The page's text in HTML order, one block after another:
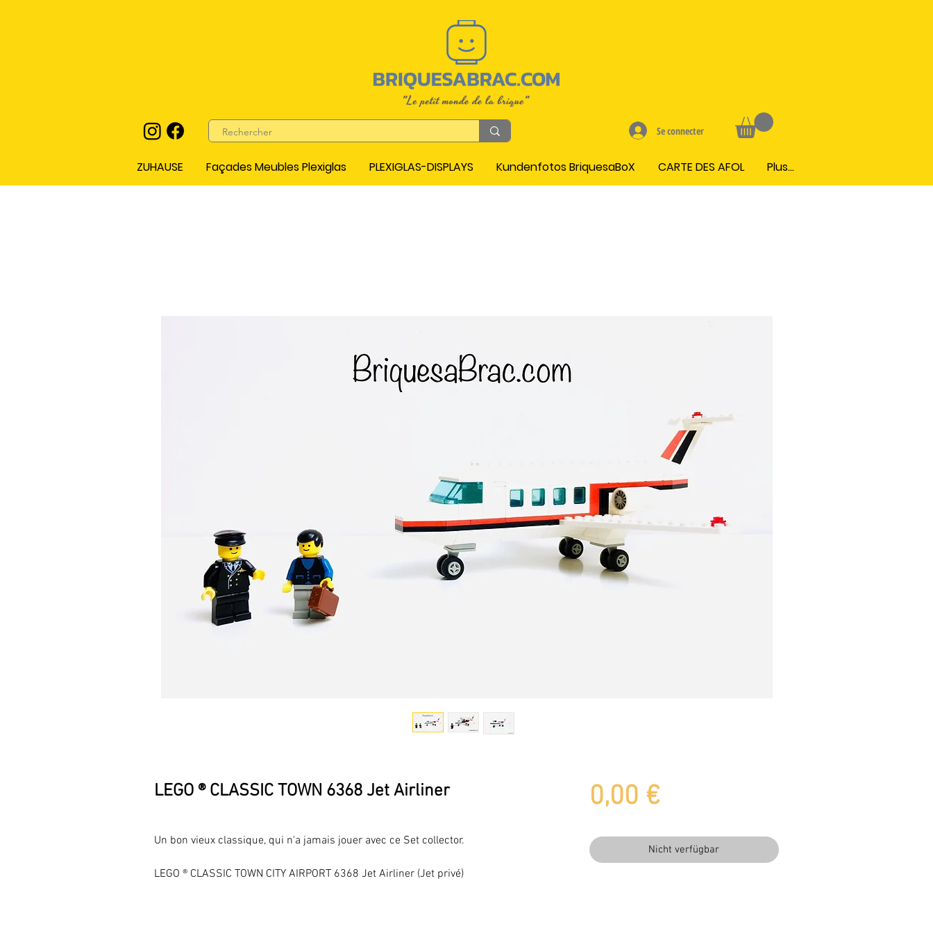
Se connecter
ZUHAUSE Façades Meubles Plexiglas PLEXIGLAS-DISPLAYS Kundenfotos BriquesaBoX CARTE DES AFOL Plus...
LEGO ® CLASSIC TOWN 6368 Jet Airliner
Un bon vieux classique, qui n'a jamais jouer avec ce Set collector.
LEGO ® CLASSIC TOWN CITY AIRPORT 6368 Jet Airliner (Jet privé)
0,00 €Preis
Nicht verfügbar